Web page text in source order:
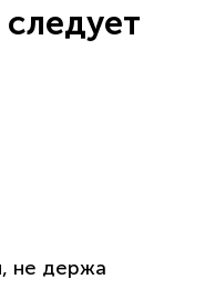
не держа